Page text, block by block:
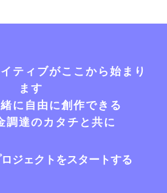
ティブがここから始まり
ます
に自由に創作できる
調達のカタチと共に
ジェクトをスタートする